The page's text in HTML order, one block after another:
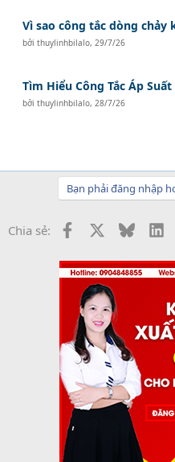
Vì sao công tắc dòng chảy
bởithuylinhbilalo,29/7/26
Tìm Hiểu Công Tắc Áp
bởithuylinhbilalo,28/7/26
Bạn phải đăng nhập
Chia sẻ: Facebook Bluesky